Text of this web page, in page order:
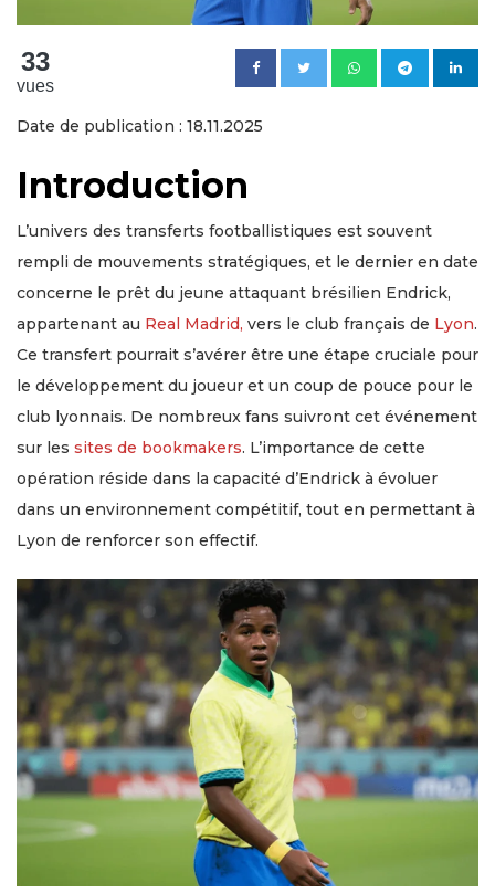
33
vues
Date de publication : 18.11.2025
Introduction
L’univers des transferts footballistiques est souvent
rempli de mouvements stratégiques, et le dernier en date
concerne le prêt du jeune attaquant brésilien Endrick,
appartenant au Real Madrid, vers le club français de Lyon.
Ce transfert pourrait s’avérer être une étape cruciale pour
le développement du joueur et un coup de pouce pour le
club lyonnais. De nombreux fans suivront cet événement
sur les sites de bookmakers. L’importance de cette
opération réside dans la capacité d’Endrick à évoluer
dans un environnement compétitif, tout en permettant à
Lyon de renforcer son effectif.